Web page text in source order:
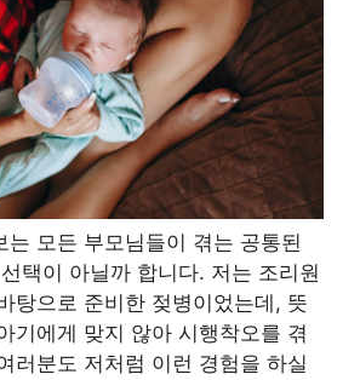
는 모든 부모님들이 겪는 공통된
택이 아닐까 합니다. 저는 조리원
탕으로 준비한 젖병이었는데, 뜻
기에게 맞지 않아 시행착오를 겪
러분도 저처럼 이런 경험을 하실